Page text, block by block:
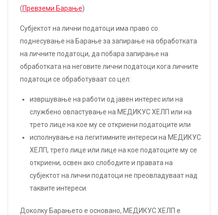
(Превземи Барање)
Субјектот на лични податоци има право со
поднесување на Барање за запирање на обработката
на личните податоци, да побара запирање на
обработката на неговите лични податоци кога личните
податоци се обработуваат со цел:
извршување на работи од јавен интерес или на
службено овластување на МЕДИКУС ХЕЛП или на
трето лице на кое му се откриени податоците или
исполнување на легитимните интереси на МЕДИКУС
ХЕЛП, трето лице или лице на кое податоците му се
откриени, освен ако слободите и правата на
субјектот на лични податоци не преовладуваат над
таквите интереси.
Доколку Барањето е основано, МЕДИКУС ХЕЛП е